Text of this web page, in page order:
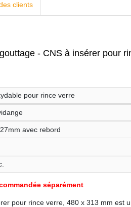
clients
- CNS à insérer pour
pour rince verre
avec rebord
séparément
pour rince verre, 480 x 313 mm est